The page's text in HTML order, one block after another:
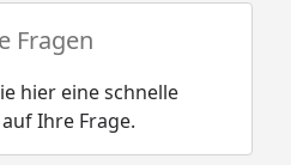
Fragen
hier eine schnelle
Ihre Frage.